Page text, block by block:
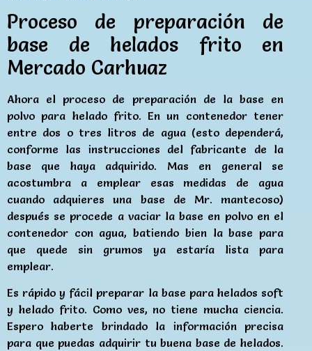
Proceso de preparación de
base de helados frito en
Mercado Carhuaz
Ahora el proceso de preparación de la base en
polvo para helado frito. En un contenedor tener
entre dos o tres litros de agua (esto dependerá,
conforme las instrucciones del fabricante de la
base que haya adquirido. Mas en general se
acostumbra a emplear esas medidas de agua
cuando adquieres una base de Mr. mantecoso)
después se procede a vaciar la base en polvo en el
contenedor con agua, batiendo bien la base para
que quede sin grumos ya estaría lista para
emplear.
Es rápido y fácil preparar la base para helados soft
y helado frito. Como ves, no tiene mucha ciencia.
Espero haberte brindado la información precisa
para que puedas adquirir tu buena base de helados.